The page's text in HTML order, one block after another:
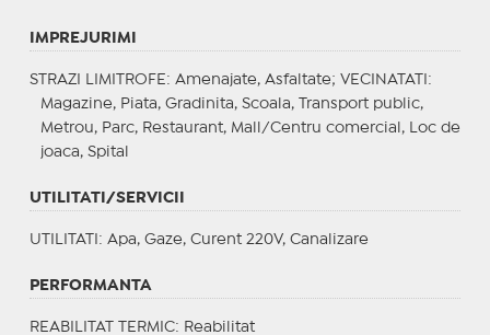
IMPREJURIMI
STRAZI LIMITROFE : Amenajate, Asfaltate; VECINATATI :
Magazine, Piata, Gradinita, Scoala, Transport public,
Metrou, Parc, Restaurant, Mall/Centru comercial, Loc de
joaca, Spital
UTILITATI/SERVICII
UTILITATI : Apa, Gaze, Curent 220V, Canalizare
PERFORMANTA
REABILITAT TERMIC: Reabilitat